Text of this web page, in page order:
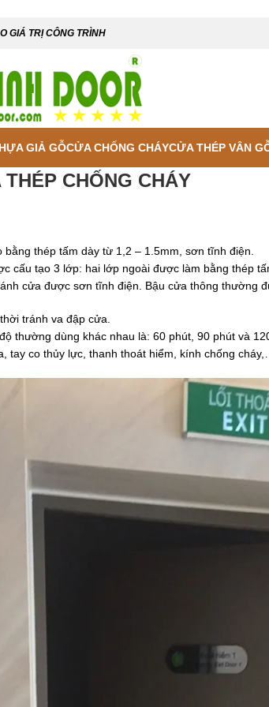
GIÁ TRỊ CÔNG TRÌNH
GIẢ GỖCỬA CHỐNG CHÁYCỬA THÉP VÂN
CHỐNG CHÁY
thép tấm dày từ 1,2 – 1.5mm, sơn tĩnh điện.
cấu tạo 3 lớp: hai lớp ngoài được làm bằng thép
cửa được sơn tĩnh điện. Bậu cửa thông thường
tránh va đập cửa.
thường dùng khác nhau là: 60 phút, 90 phút và
tay co thủy lực, thanh thoát hiểm, kính chống